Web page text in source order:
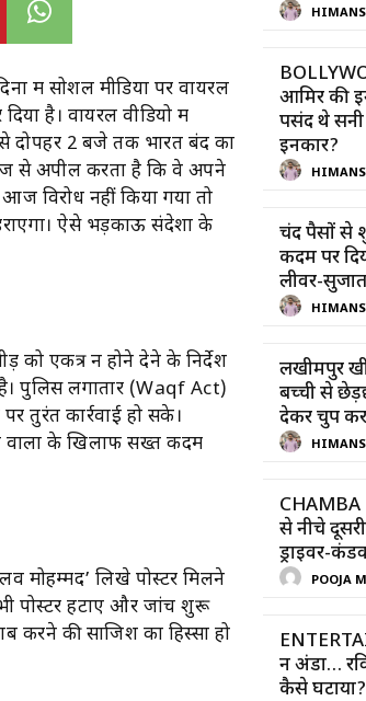
में सोशल मीडिया पर वायरल
है। वायरल वीडियो में
दोपहर 2 बजे तक भारत बंद का
से अपील करता है कि वे अपने
विरोध नहीं किया गया तो
ऐसे भड़काऊ संदेशों के
को एकत्र न होने देने के निर्देश
है। पुलिस लगातार (Waqf Act)
तुरंत कार्रवाई हो सके।
वालों के खिलाफ सख्त कदम
मोहम्मद’ लिखे पोस्टर मिलने
पोस्टर हटाए और जांच शुरू
करने की साजिश का हिस्सा हो
आमिर की
पसंद थे
इनकार?
चंद पैसों से
कदम पर
लीवर-
लखीमपुर
बच्ची से
देकर चुप
से नीचे
ड्राइवर-
POOJA
न अंडा…
कैसे